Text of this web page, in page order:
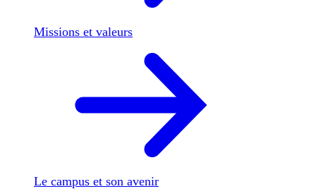
Missions et valeurs
Le campus et son avenir